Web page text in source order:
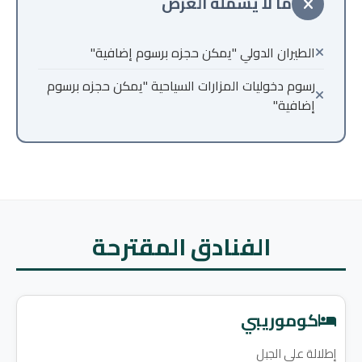
الطيران الدولي "يمكن حجزه برسوم إضافية"
رسوم دخوليات المزارات السياحية "يمكن حجزه برسوم
إضافية"
الفنادق المقترحة
كوموريبي
إطلالة على الجبل